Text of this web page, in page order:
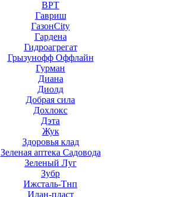
ВРТ
Гавриш
ГазонCity
Гардена
Гидроагрегат
Грызунофф Оффлайн
Гурман
Диана
Диолд
Добрая сила
Дохлокс
Дэта
Жук
Здоровья клад
Зеленая аптека Садовода
Зеленый Луг
Зубр
Ижсталь-Тнп
Илан-пласт